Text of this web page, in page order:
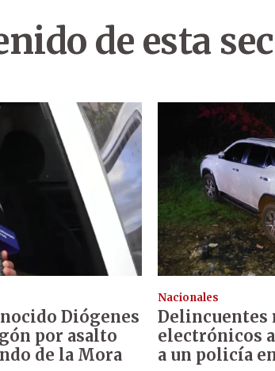
de esta
Diógenes
por asalto
de la Mora
Nacionales
Delincuentes
electrónicos
a un policía